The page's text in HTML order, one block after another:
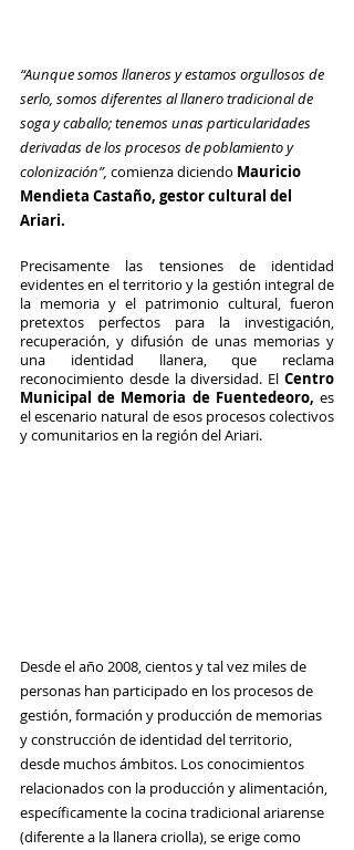
“Aunque somos llaneros y estamos orgullosos de
serlo, somos diferentes al llanero tradicional de
soga y caballo; tenemos unas particularidades
derivadas de los procesos de poblamiento y
colonización”, comienza diciendo Mauricio
Mendieta Castaño, gestor cultural del
Ariari.
Precisamente las tensiones de identidad
evidentes en el territorio y la gestión integral de
la memoria y el patrimonio cultural, fueron
pretextos perfectos para la investigación,
recuperación, y difusión de unas memorias y
una identidad llanera, que reclama
reconocimiento desde la diversidad. El Centro
Municipal de Memoria de Fuentedeoro, es
el escenario natural deesos procesos colectivos
y comunitarios en la región del Ariari.
Desde el año 2008, cientos y tal vez miles de
personas han participado en los procesos de
gestión, formación y producción de memorias
y construcción de identidad del territorio,
desde muchos ámbitos. Los conocimientos
relacionados con la producción y alimentación,
específicamente la cocina tradicional ariarense
(diferente a la llanera criolla), se erige como